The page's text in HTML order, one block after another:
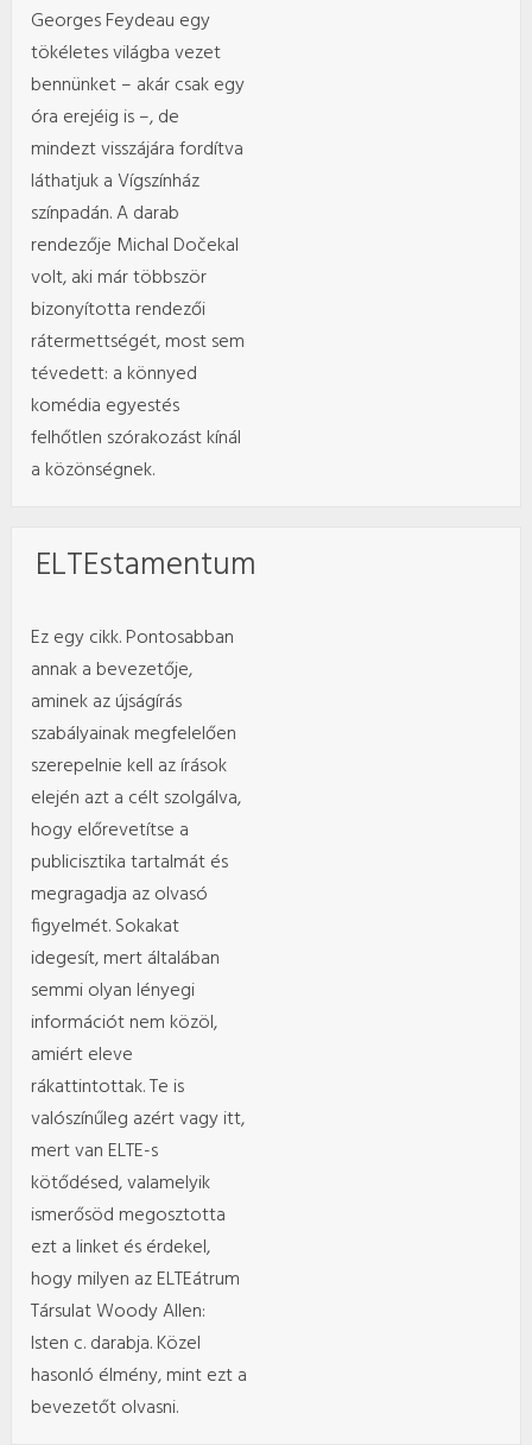
Georges Feydeau egy
tökéletes világba vezet
bennünket – akár csak egy
óra erejéig is –, de
mindezt visszájára fordítva
láthatjuk a Vígszínház
színpadán. A darab
rendezője Michal Dočekal
volt, aki már többször
bizonyította rendezői
rátermettségét, most sem
tévedett: a könnyed
komédia egyestés
felhőtlen szórakozást kínál
a közönségnek.
ELTEstamentum
Ez egy cikk. Pontosabban
annak a bevezetője,
aminek az újságírás
szabályainak megfelelően
szerepelnie kell az írások
elején azt a célt szolgálva,
hogy előrevetítse a
publicisztika tartalmát és
megragadja az olvasó
figyelmét. Sokakat
idegesít, mert általában
semmi olyan lényegi
információt nem közöl,
amiért eleve
rákattintottak. Te is
valószínűleg azért vagy itt,
mert van ELTE-s
kötődésed, valamelyik
ismerősöd megosztotta
ezt a linket és érdekel,
hogy milyen az ELTEátrum
Társulat Woody Allen:
Isten c. darabja. Közel
hasonló élmény, mint ezt a
bevezetőt olvasni.